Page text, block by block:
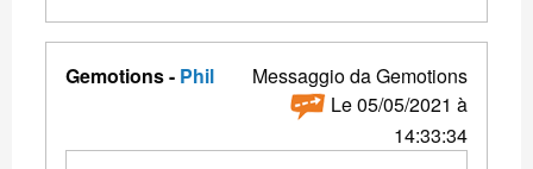
Gemotions - Phil
Messaggio da Gemotions
Le 05/05/2021 à
14:33:34